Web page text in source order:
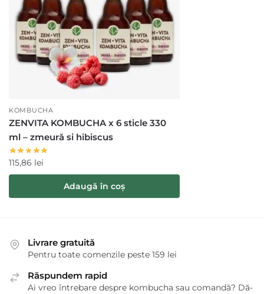
KOMBUCHA
ZENVITA KOMBUCHA x 6 sticle 330
ml – zmeură si hibiscus
115,86 lei
Adaugă în coș
Livrare gratuită
Pentru toate comenzile peste 159 lei
Răspundem rapid
Ai vreo întrebare despre kombucha sau comandă? Dă-